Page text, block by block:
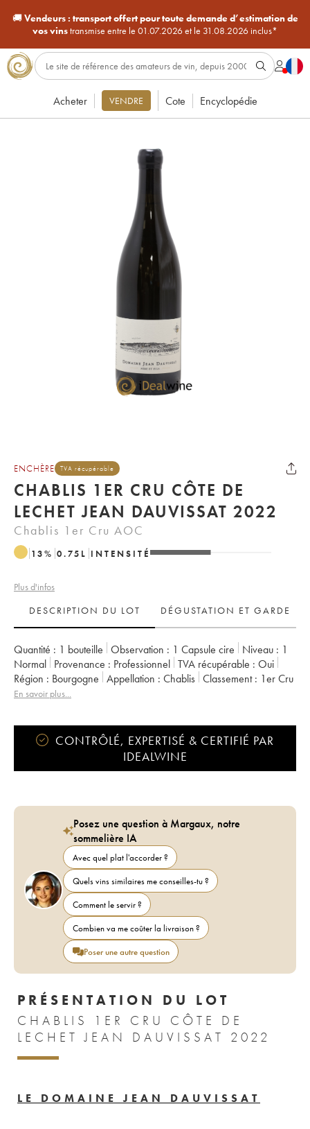
🚚Vendeurs : transport offert pour toute demande d’estimation de
vos vinstransmise entre le 01.07.2026 et le 31.08.2026 inclus*
Acheter VENDRE Cote Encyclopédie
ENCHÈRE TVA récupérable
CHABLIS 1ER CRU CÔTE DE
LECHET JEAN DAUVISSAT 2022
Chablis 1er Cru AOC
13% 0.75 L INTENSITÉ
Plus d'infos
DESCRIPTION DU LOT
DÉGUSTATION ET GARDE
Quantité : 1 bouteille Observation : 1 Capsule cire Niveau : 1
Normal
Provenance : professionnel TVA récupérable :
oui
Région :
Bourgogne Appellation : Chablis Classement :
1er Cru
Propriétaire :
En savoir plus...
CONTRÔLÉ, EXPERTISÉ & CERTIFIÉ PAR
IDEALWINE
Posez une question à Margaux, notre
sommelière IA
Avec quel plat l'accorder ?
Quels vins similaires me conseilles-tu ?
Comment le servir ?
Combien va me coûter la livraison ?
Poser une autre question
PRÉSENTATION DU LOT
CHABLIS 1ER CRU CÔTE DE
LECHET JEAN DAUVISSAT 2022
LE DOMAINE JEAN DAUVISSAT